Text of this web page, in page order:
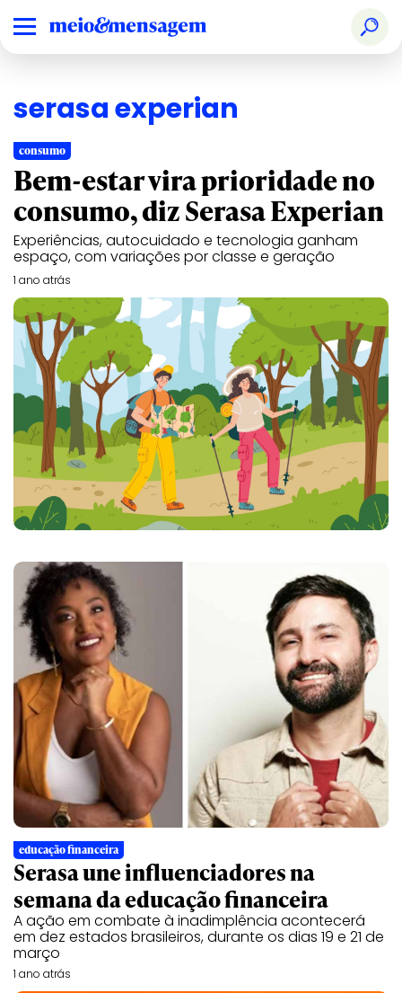
serasa experian
consumo
Bem-estar vira prioridade no
consumo, diz Serasa Experian
Experiências, autocuidado e tecnologia ganham
espaço, com variações por classe e geração
1 ano atrás
educação financeira
Serasa une influenciadores na
semana da educação financeira
A ação em combate à inadimplência acontecerá
em dez estados brasileiros, durante os dias 19 e 21 de
março
1 ano atrás